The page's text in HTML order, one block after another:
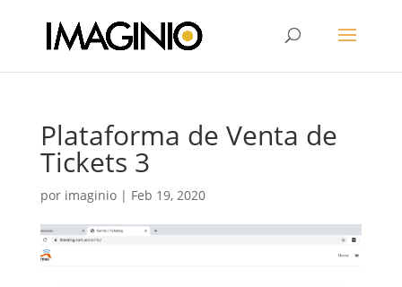
Plataforma de Venta de
Tickets 3
por imaginio| Feb 19, 2020